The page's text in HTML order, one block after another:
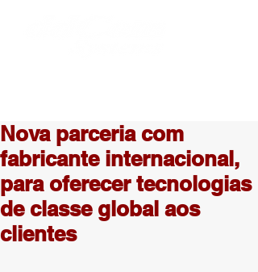
Nova parceria com
fabricante internacional,
para oferecer tecnologias
de classe global aos
clientes